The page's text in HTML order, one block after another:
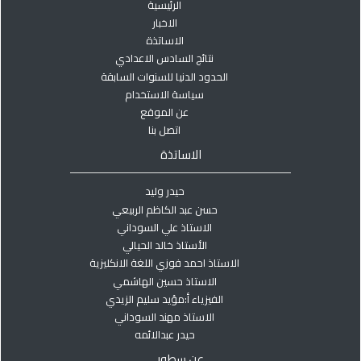
الرئيسية
الاخبار
الاساتذة
نتائج السادس الاعدادي
الحدود الدنيا للسنوات السابقة
سياسة الاستخدام
عن الموقع
اتصل بنا
الاساتذة
حيدر وليد
حسن عبد الكاظم الربيعي
الاستاذ علي السوداني
الأستاذ خالد الحيالي
الاستاذ احمد فوزي اللغة الانكليزية
الاستاذ حسين الهاشمي
الفيزياء أ:مؤيد سليم الزيدي
الاستاذ مهند السوداني
حيدر عبدالائمه